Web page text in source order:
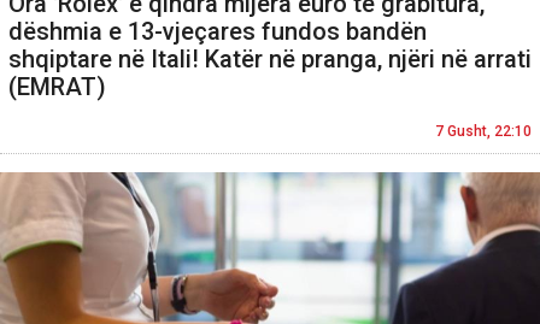
dëshmia e 13-vjeçares fundos bandën
shqiptare në Itali! Katër në pranga, njëri në arrati
(EMRAT)
7 Gusht, 22:10